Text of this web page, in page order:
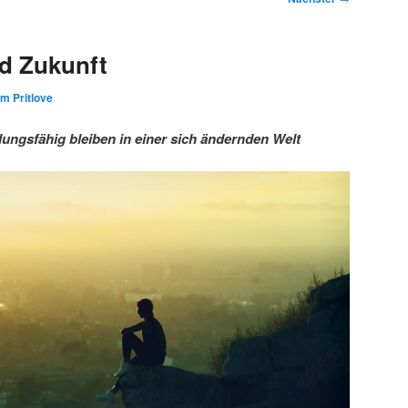
Zukunft
Pritlove
bleiben in einer sich ändernden Welt